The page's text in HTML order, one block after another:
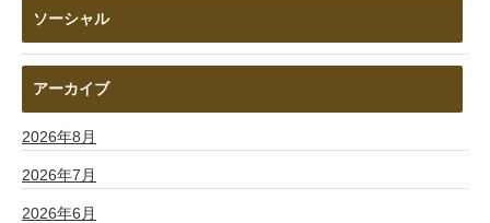
ソーシャル
アーカイブ
2026年8月
2026年7月
2026年6月